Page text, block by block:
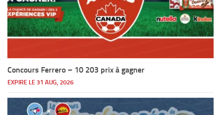
Concours Ferrero – 10 203 prix à gagner
EXPIRE LE 31 AUG, 2026